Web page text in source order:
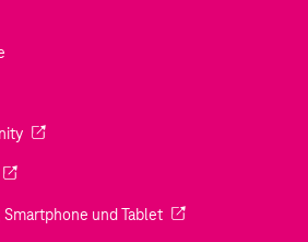
neuen Tab geöffnet)
(Wird in einem neuen Tab geöffnet)
(Wird in einem neuen Tab geöffnet)
und Tablet(Wird in einem